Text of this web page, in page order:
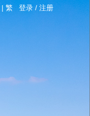
|繁 登录/ 注册